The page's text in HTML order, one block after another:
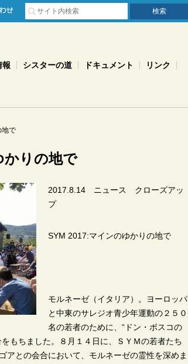
報 シスターの道 ドキュメント リンク
で
りの地で
2017.8.14 ニュース クローズアッ
プ
SYM 2017:マインのゆかりの地で
モルネーゼ（イタリア）。ヨーロッパ
と中東のサレジオ青少年運動の２５０
名の若者のために、“ドン・ボスコの
もちました。８月１４日に、ＳＹＭの若者たち
アとの会合において、モルネーゼの霊性を深めま